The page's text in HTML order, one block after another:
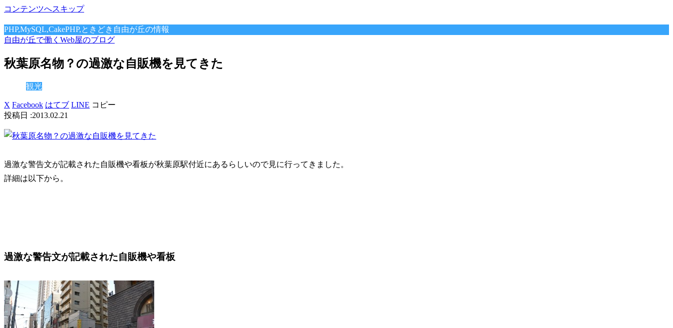
コンテンツへスキップ
PHP,MySQL,CakePHP,ときどき自由が丘の情報
自由が丘で働くWeb屋のブログ
秋葉原名物？の過激な自販機を見てきた
観光
X Facebook はてブ LINE コピー
2013.02.21
過激な警告文が記載された自販機や看板が秋葉原駅付近にあるらしいので見に行ってきました。
詳細は以下から。
過激な警告文が記載された自販機や看板